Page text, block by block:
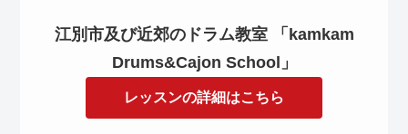
江別市及び近郊のドラム教室 「kamkam
Drums&Cajon School」
レッスンの詳細はこちら